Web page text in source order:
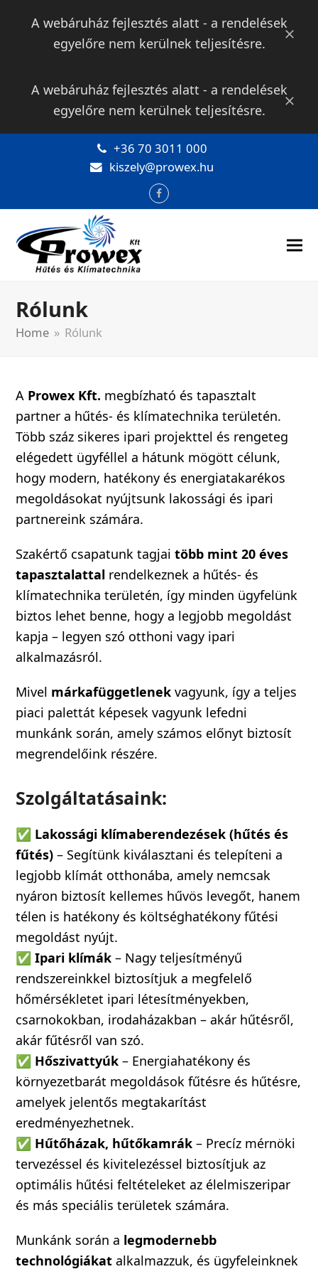
A webáruház fejlesztés alatt - a rendelések
egyelőre nem kerülnek teljesítésre.
A webáruház fejlesztés alatt - a rendelések
egyelőre nem kerülnek teljesítésre.
+36 70 3011 000
kiszely@prowex.hu
Facebook
Rólunk
Home » Rólunk
A Prowex Kft. megbízható és tapasztalt
partner a hűtés- és klímatechnika területén.
Több száz sikeres ipari projekttel és rengeteg
elégedett ügyféllel a hátunk mögött célunk,
hogy modern, hatékony és energiatakarékos
megoldásokat nyújtsunk lakossági és ipari
partnereink számára.
Szakértő csapatunk tagjaitöbb mint 20 éves
tapasztalattal rendelkeznek a hűtés- és
klímatechnika területén, így minden ügyfelünk
biztos lehet benne, hogy a legjobb megoldást
kapja – legyen szó otthoni vagy ipari
alkalmazásról.
Mivel márkafüggetlenek vagyunk, így a teljes
piaci palettát képesek vagyunk lefedni
munkánk során, amely számos előnyt biztosít
megrendelőink részére.
Szolgáltatásaink:
✅ Lakossági klímaberendezések (hűtés és
fűtés) – Segítünk kiválasztani és telepíteni a
legjobb klímát otthonába, amely nemcsak
nyáron biztosít kellemes hűvös levegőt, hanem
télen is hatékony és költséghatékony fűtési
megoldást nyújt.
✅Ipari klímák – Nagy teljesítményű
rendszereinkkel biztosítjuk a megfelelő
hőmérsékletet ipari létesítményekben,
csarnokokban, irodaházakban – akár hűtésről,
akár fűtésről van szó.
✅ Hőszivattyúk – Energiahatékony és
környezetbarát megoldások fűtésre és hűtésre,
amelyek jelentős megtakarítást
eredményezhetnek.
✅ Hűtőházak, hűtőkamrák – Precíz mérnöki
tervezéssel és kivitelezéssel biztosítjuk az
optimális hűtési feltételeket az élelmiszeripar
és más speciális területek számára.
Munkánk során a legmodernebb
technológiákat alkalmazzuk, és ügyfeleinknek